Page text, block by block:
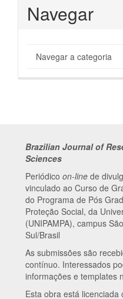
Navegar
Navegar a categoria
Brazilian Journal of
Sciences
Periódico on-line de
vinculado ao Curso de
do Programa de Pós
Proteção Social, da
(UNIPAMPA), campus
Sul/Brasil
As submissões são
contínuo. Interessados
informações e templates
Esta obra está licenciada